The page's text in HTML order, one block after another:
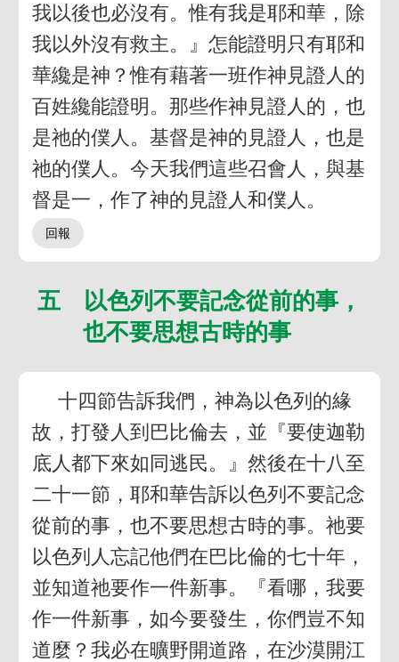
我以後也必沒有。惟有我是耶和華，除
我以外沒有救主。』怎能證明只有耶和
華纔是神？惟有藉著一班作神見證人的
百姓纔能證明。那些作神見證人的，也
是祂的僕人。基督是神的見證人，也是
祂的僕人。今天我們這些召會人，與基
督是一，作了神的見證人和僕人。
五 以色列不要記念從前的事，
也不要思想古時的事
十四節告訴我們，神為以色列的緣
故，打發人到巴比倫去，並『要使迦勒
底人都下來如同逃民。』然後在十八至
二十一節，耶和華告訴以色列不要記念
從前的事，也不要思想古時的事。祂要
以色列人忘記他們在巴比倫的七十年，
並知道祂要作一件新事。『看哪，我要
作一件新事，如今要發生，你們豈不知
道麼？我必在曠野開道路，在沙漠開江